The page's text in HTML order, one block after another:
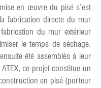
en œuvre du pisé s’est
fabrication directe du mur
du mur extérieur
le temps de séchage.
été assemblés à leur
ce projet constitue un
en pisé (porteur